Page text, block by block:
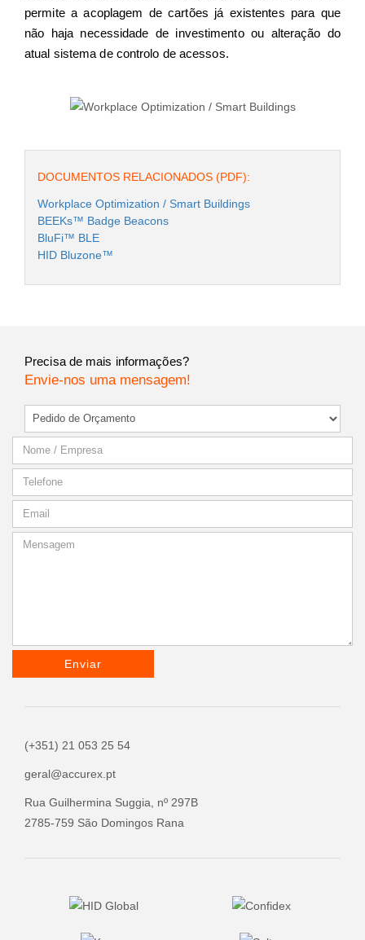
permite a acoplagem de cartões já existentes para que
não haja necessidade de investimento ou alteração do
atual sistema de controlo de acessos.
DOCUMENTOS RELACIONADOS (PDF):
Workplace Optimization / Smart Buildings
BEEKs™ Badge Beacons
BluFi™ BLE
HID Bluzone™
Precisa de mais informações?
Envie-nos uma mensagem!
Enviar
(+351) 21 053 25 54
geral@accurex.pt
Rua Guilhermina Suggia, nº 297B
2785-759 São Domingos Rana